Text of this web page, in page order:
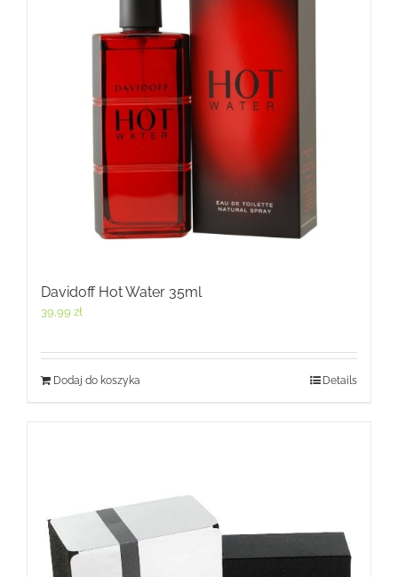
Davidoff Hot Water 35ml
39,99 zł
Dodaj do koszyka Details